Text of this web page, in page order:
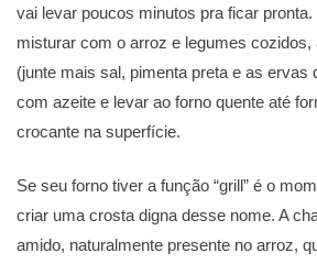
vai levar poucos minutos pra ficar
misturar com o arroz e legumes cozidos,
(junte mais sal, pimenta preta e as ervas
com azeite e levar ao forno quente até
crocante na superfície.
Se seu forno tiver a função “grill” é o
criar uma crosta digna desse nome. A
amido, naturalmente presente no arroz,